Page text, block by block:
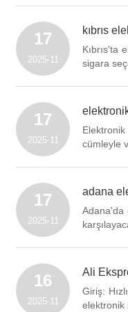
17
2025-11
kıbrıs
Kıbrıs'ta
sigara
17
2025-11
cümleyle
17
2025-11
adana
Adana'da
16
2025-11
Ali
Giriş:
elektronik